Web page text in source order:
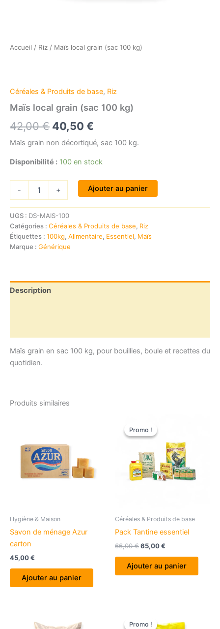
Accueil / Riz / Maïs local grain (sac 100 kg)
Céréales & Produits de base, Riz
Maïs local grain (sac 100 kg)
42,00€ Le
prix
initial
était :
42,00 €.
40,50 €
prix
actuel
est :
40,50 €.
Maïs grain non décortiqué, sac 100 kg.
Disponibilité : 100 en stock
-
local
grain
(sac
100
+ Ajouter au panier
UGS : DS-MAIS-100
Catégories : Céréales & Produits de base, Riz
Étiquettes : 100kg, Alimentaire, Essentiel, Maïs
Marque : Générique
Description
Maïs grain en sac 100 kg, pour bouillies, boule et recettes du
quotidien.
Produits similaires
Hygiène & Maison
Savon de ménage Azur
carton
45,00€
Ajouter au panier
Promo !
Promo !
Céréales & Produits de base
Pack Tantine essentiel
66,00€Le
initial
était :
65,00€
actuel
est :
Ajouter au panier
Promo !
Promo !